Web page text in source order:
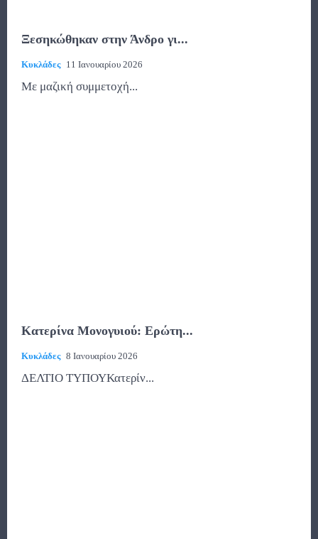
Ξεσηκώθηκαν στην Άνδρο γι...
Κυκλάδες 11 Ιανουαρίου 2026
Με μαζική συμμετοχή...
Κατερίνα Μονογυιού: Ερώτη...
Κυκλάδες 8 Ιανουαρίου 2026
ΔΕΛΤΙΟ ΤΥΠΟΥΚατερίν...